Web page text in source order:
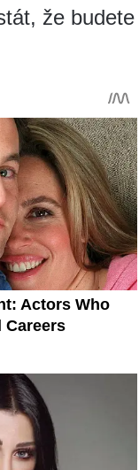
že budete